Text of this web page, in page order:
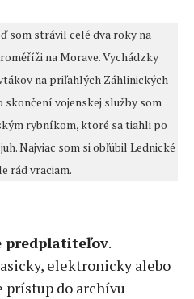
som strávil celé dva roky na
na Morave. Vychádzky
na priľahlých Záhlinických
vojenskej služby som
rybníkom, ktoré sa tiahli po
Najviac som si obľúbil Lednické
rád vraciam.
predplatiteľov.
elektronicky alebo
prístup do archívu